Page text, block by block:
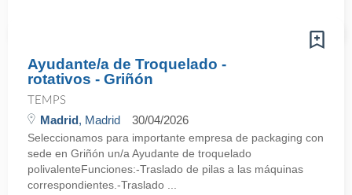
Ayudante/a de Troquelado -
rotativos - Griñón
TEMPS
Madrid, Madrid 30/04/2026
Seleccionamos para importante empresa de packaging con
sede en Griñón un/a Ayudante de troquelado
polivalenteFunciones:-Traslado de pilas a las máquinas
correspondientes.-Traslado ...